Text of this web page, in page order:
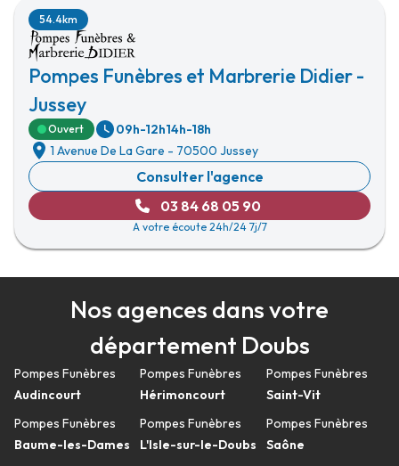
Pompes Funèbres et Marbrerie Didier -
Jussey
54.4km
Ouvert 09h-12h14h-18h
1 Avenue De La Gare - 70500 Jussey
Consulter l'agence
03 84 68 05 90
A votre écoute 24h/24 7j/7
Nos agences dans votre
département Doubs
Pompes Funèbres
Audincourt
Pompes Funèbres
Baume-les-Dames
Pompes Funèbres
Hérimoncourt
Pompes Funèbres
L'Isle-sur-le-Doubs
Pompes Funèbres
Saint-Vit
Pompes Funèbres
Saône